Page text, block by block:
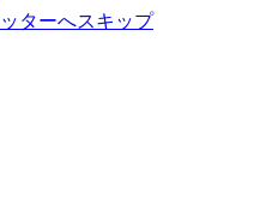
ターへスキップ